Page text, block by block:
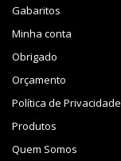
Gabaritos
Minha conta
Obrigado
Orçamento
Política de Privacidade
Produtos
Quem Somos